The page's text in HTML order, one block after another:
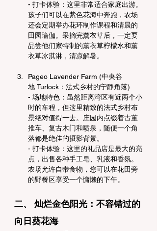
- 打卡体验：这里非常适合家庭出游。
孩子们可以在紫色花海中奔跑，农场
还会定期举办花环制作课程和清晨的
田园瑜伽。采摘完薰衣草后，一定要
品尝他们家特制的薰衣草柠檬水和薰
衣草冰淇淋，清凉解暑。
Pageo Lavender Farm (中央谷
地 Turlock：法式乡村的宁静角落)
- 场地特色：虽然距离湾区有近两个小
时的车程，但这里精致的法式乡村布
景绝对值得一去。庄园内点缀着古董
推车、复古木门和喷泉，随便一个角
落都是绝佳的摄影背景。
- 打卡体验：这里的礼品店是最大的亮
点，出售各种手工皂、乳液和香氛。
农场允许自带食物，您可以在花田旁
的野餐区享受一个慵懒的下午。
二、 灿烂金色阳光：不容错过的
向日葵花海